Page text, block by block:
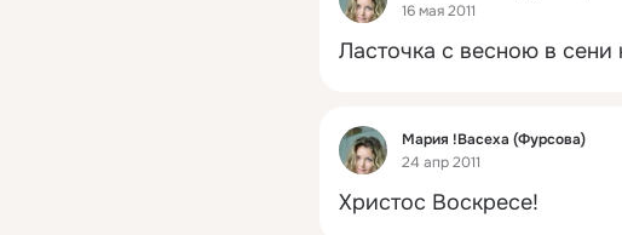
16 мая 2011
Ласточка с весною в сени
Фид
Мария !Васеха (Фурсова)
24 апр 2011
Христос Воскресе!